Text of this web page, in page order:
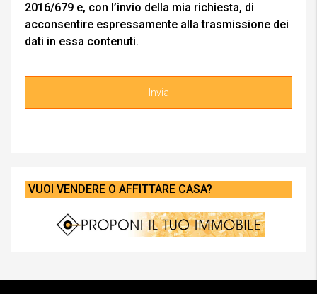
2016/679 e, con l’invio della mia richiesta, di
acconsentire espressamente alla trasmissione dei
dati in essa contenuti.
VUOI VENDERE O AFFITTARE CASA?